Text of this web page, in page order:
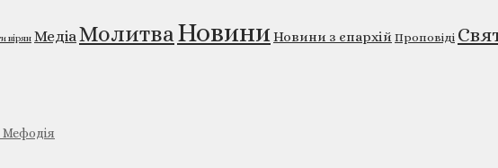
вірян МедіаМолитваНовиниНовини з єпархій Проповіді